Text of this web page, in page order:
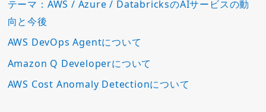
テーマ：AWS / Azure / DatabricksのAIサービスの動
向と今後
AWS DevOps Agentについて
Amazon Q Developerについて
AWS Cost Anomaly Detectionについて